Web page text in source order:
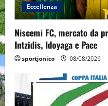
Eccellenza
Niscemi FC, mercato da
Intzidis, Idoyaga e Pace
sportjonico 08/08/2026